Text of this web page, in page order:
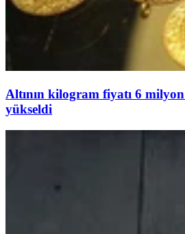
Altının kilogram fiyatı 6
yükseldi